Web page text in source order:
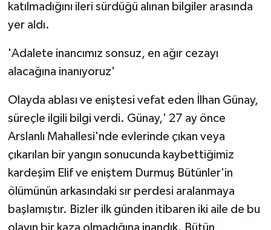
katılmadığını ileri sürdüğü alınan bilgiler arasında
yer aldı.
'Adalete inancımız sonsuz, en ağır cezayı
alacağına inanıyoruz'
Olayda ablası ve eniştesi vefat eden İlhan Günay,
süreçle ilgili bilgi verdi. Günay,' 27 ay önce
Arslanlı Mahallesi'nde evlerinde çıkan veya
çıkarılan bir yangın sonucunda kaybettiğimiz
kardeşim Elif ve eniştem Durmuş Bütünler'in
ölümünün arkasındaki sır perdesi aralanmaya
başlamıştır. Bizler ilk günden itibaren iki aile de bu